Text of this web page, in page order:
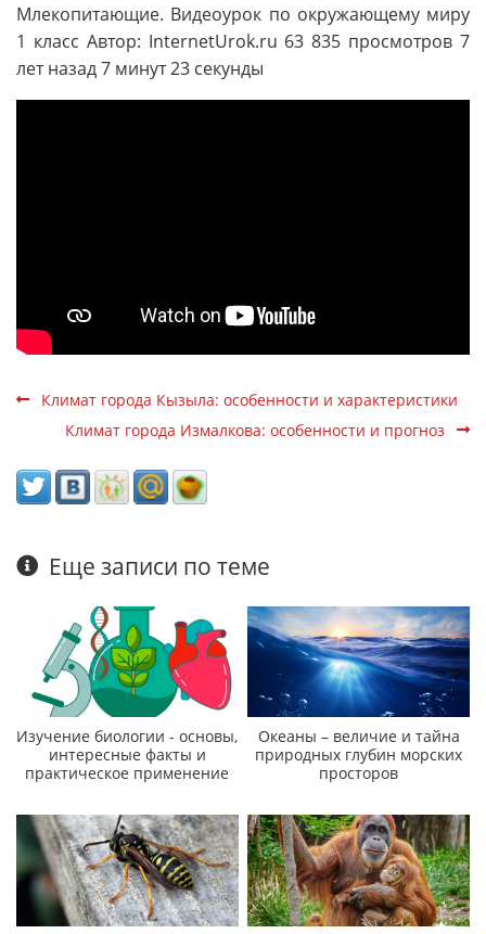
Млекопитающие. Видеоурок по окружающему миру
1 класс Автор: InternetUrok.ru 63 835 просмотров 7
лет назад 7 минут 23 секунды
Климат города Кызыла: особенности и характеристики
Климат города Измалкова: особенности и прогноз
Еще записи по теме
Изучение биологии - основы,
интересные факты и
практическое применение
Океаны – величие и тайна
природных глубин морских
просторов